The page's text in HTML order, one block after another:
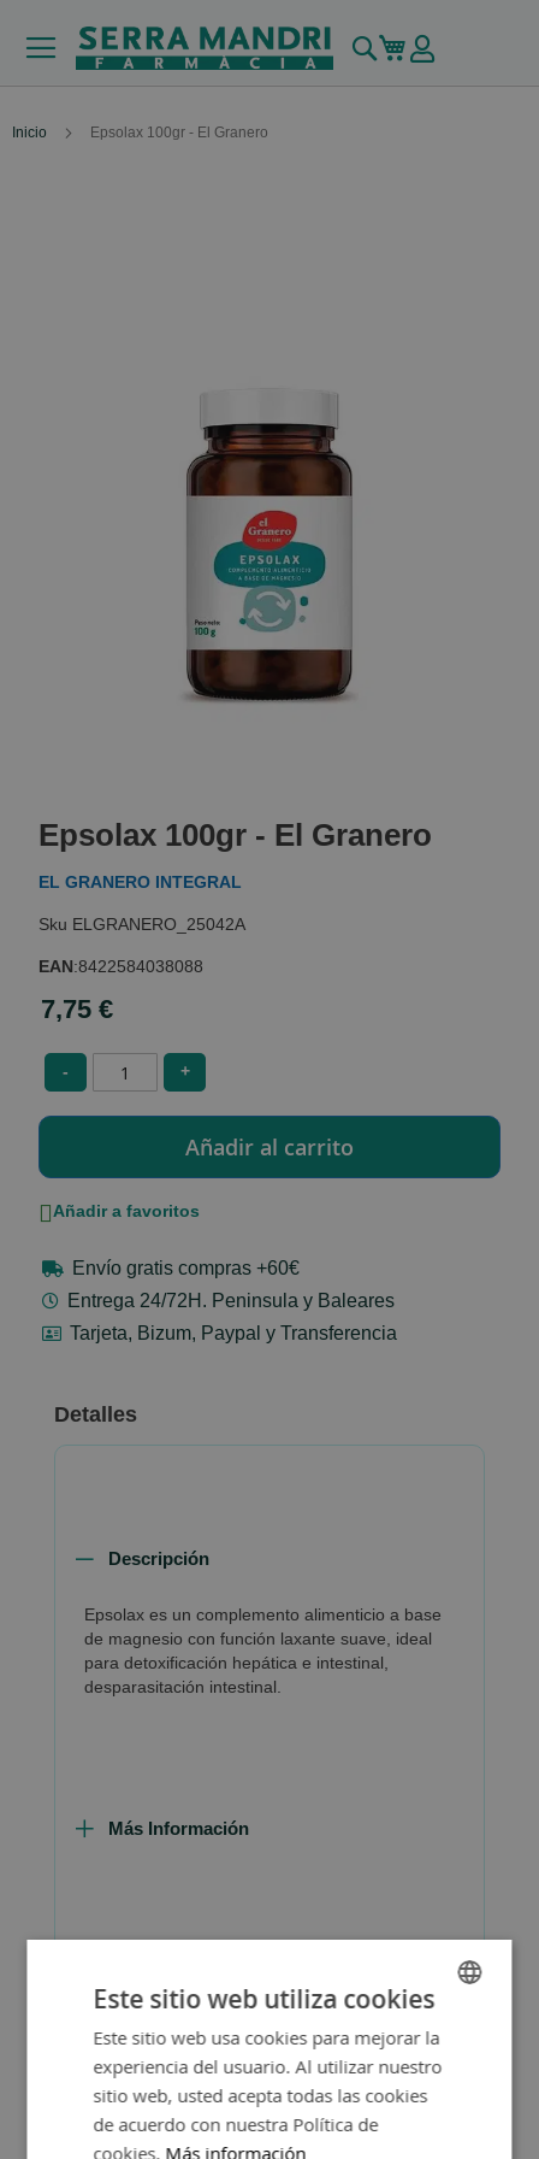
Buscar
Mi carrito
Inicio Epsolax 100gr - El Granero
the
of
images
Epsolax 100gr - El Granero
EL GRANERO INTEGRAL
ELGRANERO_25042A
EAN:8422584038088
7,75 €
- +
Añadir a favoritos
Envío gratis compras +60€
Entrega 24/72H. Peninsula y Baleares
Tarjeta, Bizum, Paypal y Transferencia
Detalles
Descripción
Epsolax es un complemento alimenticio a base
de magnesio con función laxante suave, ideal
para detoxificación hepática e intestinal,
desparasitación intestinal.
Más Información
SPANISH
ENGLISH
Este sitio web utiliza cookies
Este sitio web usa cookies para mejorar la
experiencia del usuario. Al utilizar nuestro
sitio web, usted acepta todas las cookies
de acuerdo con nuestra Política de
cookies. Más información